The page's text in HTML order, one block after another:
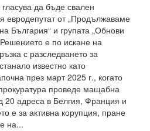
да бъде свален
евродепутат от „Продължаваме
България“ и групата „Обнови
е по искане на
с разследването за
известно като
през март 2025 г., когато
проведе мащабна
20 адреса в Белгия, Франция и
е за активна корупция, пране
на...